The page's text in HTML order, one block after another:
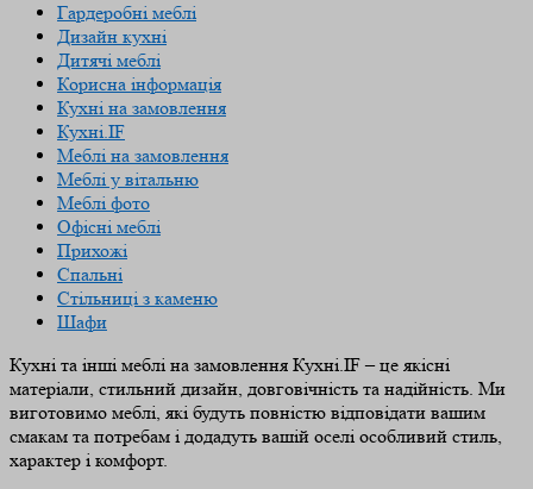
Гардеробні меблі
Дизайн кухні
Дитячі меблі
Корисна інформація
Кухні на замовлення
Кухні.IF
Меблі на замовлення
Меблі у вітальню
Меблі фото
Офісні меблі
Прихожі
Спальні
Стільниці з каменю
Шафи
Кухні та інші меблі на замовлення Кухні.IF – це якісні
матеріали, стильний дизайн, довговічність та надійність. Ми
виготовимо меблі, які будуть повністю відповідати вашим
смакам та потребам і додадуть вашій оселі особливий стиль,
характер і комфорт.